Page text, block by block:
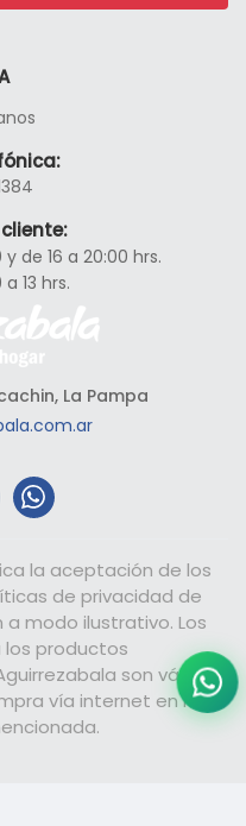
de 16 a 20:00 hrs.
13 hrs.
La Pampa
la aceptación de los
de privacidad de
a modo ilustrativo. Los
los productos
son válidos
vía internet en la